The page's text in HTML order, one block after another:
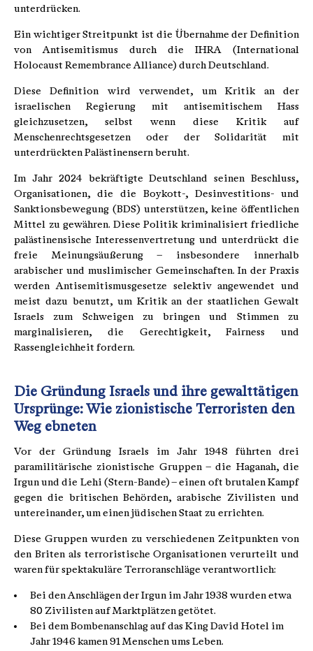
unterdrücken.
Ein wichtiger Streitpunkt ist die Übernahme der Definition
von Antisemitismus durch die IHRA (International
Holocaust Remembrance Alliance) durch Deutschland.
Diese Definition wird verwendet, um Kritik an der
israelischen Regierung mit antisemitischem Hass
gleichzusetzen, selbst wenn diese Kritik auf
Menschenrechtsgesetzen oder der Solidarität mit
unterdrückten Palästinensern beruht.
Im Jahr 2024 bekräftigte Deutschland seinen Beschluss,
Organisationen, die die Boykott-, Desinvestitions- und
Sanktionsbewegung (BDS) unterstützen, keine öffentlichen
Mittel zu gewähren. Diese Politik kriminalisiert friedliche
palästinensische Interessenvertretung und unterdrückt die
freie Meinungsäußerung – insbesondere innerhalb
arabischer und muslimischer Gemeinschaften. In der Praxis
werden Antisemitismusgesetze selektiv angewendet und
meist dazu benutzt, um Kritik an der staatlichen Gewalt
Israels zum Schweigen zu bringen und Stimmen zu
marginalisieren, die Gerechtigkeit, Fairness und
Rassengleichheit fordern.
Die Gründung Israels und ihre gewalttätigen
Ursprünge: Wie zionistische Terroristen den
Weg ebneten
Vor der Gründung Israels im Jahr 1948 führten drei
paramilitärische zionistische Gruppen – die Haganah, die
Irgun und die Lehi (Stern-Bande) – einen oft brutalen Kampf
gegen die britischen Behörden, arabische Zivilisten und
untereinander, um einen jüdischen Staat zu errichten.
Diese Gruppen wurden zu verschiedenen Zeitpunkten von
den Briten als terroristische Organisationen verurteilt und
waren für spektakuläre Terroranschläge verantwortlich:
Bei den Anschlägen der Irgun im Jahr 1938 wurden etwa
80 Zivilisten auf Marktplätzen getötet.
Bei dem Bombenanschlag auf das King David Hotel im
Jahr 1946 kamen 91 Menschen ums Leben.